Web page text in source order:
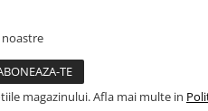
magazinului. Afla mai multe in